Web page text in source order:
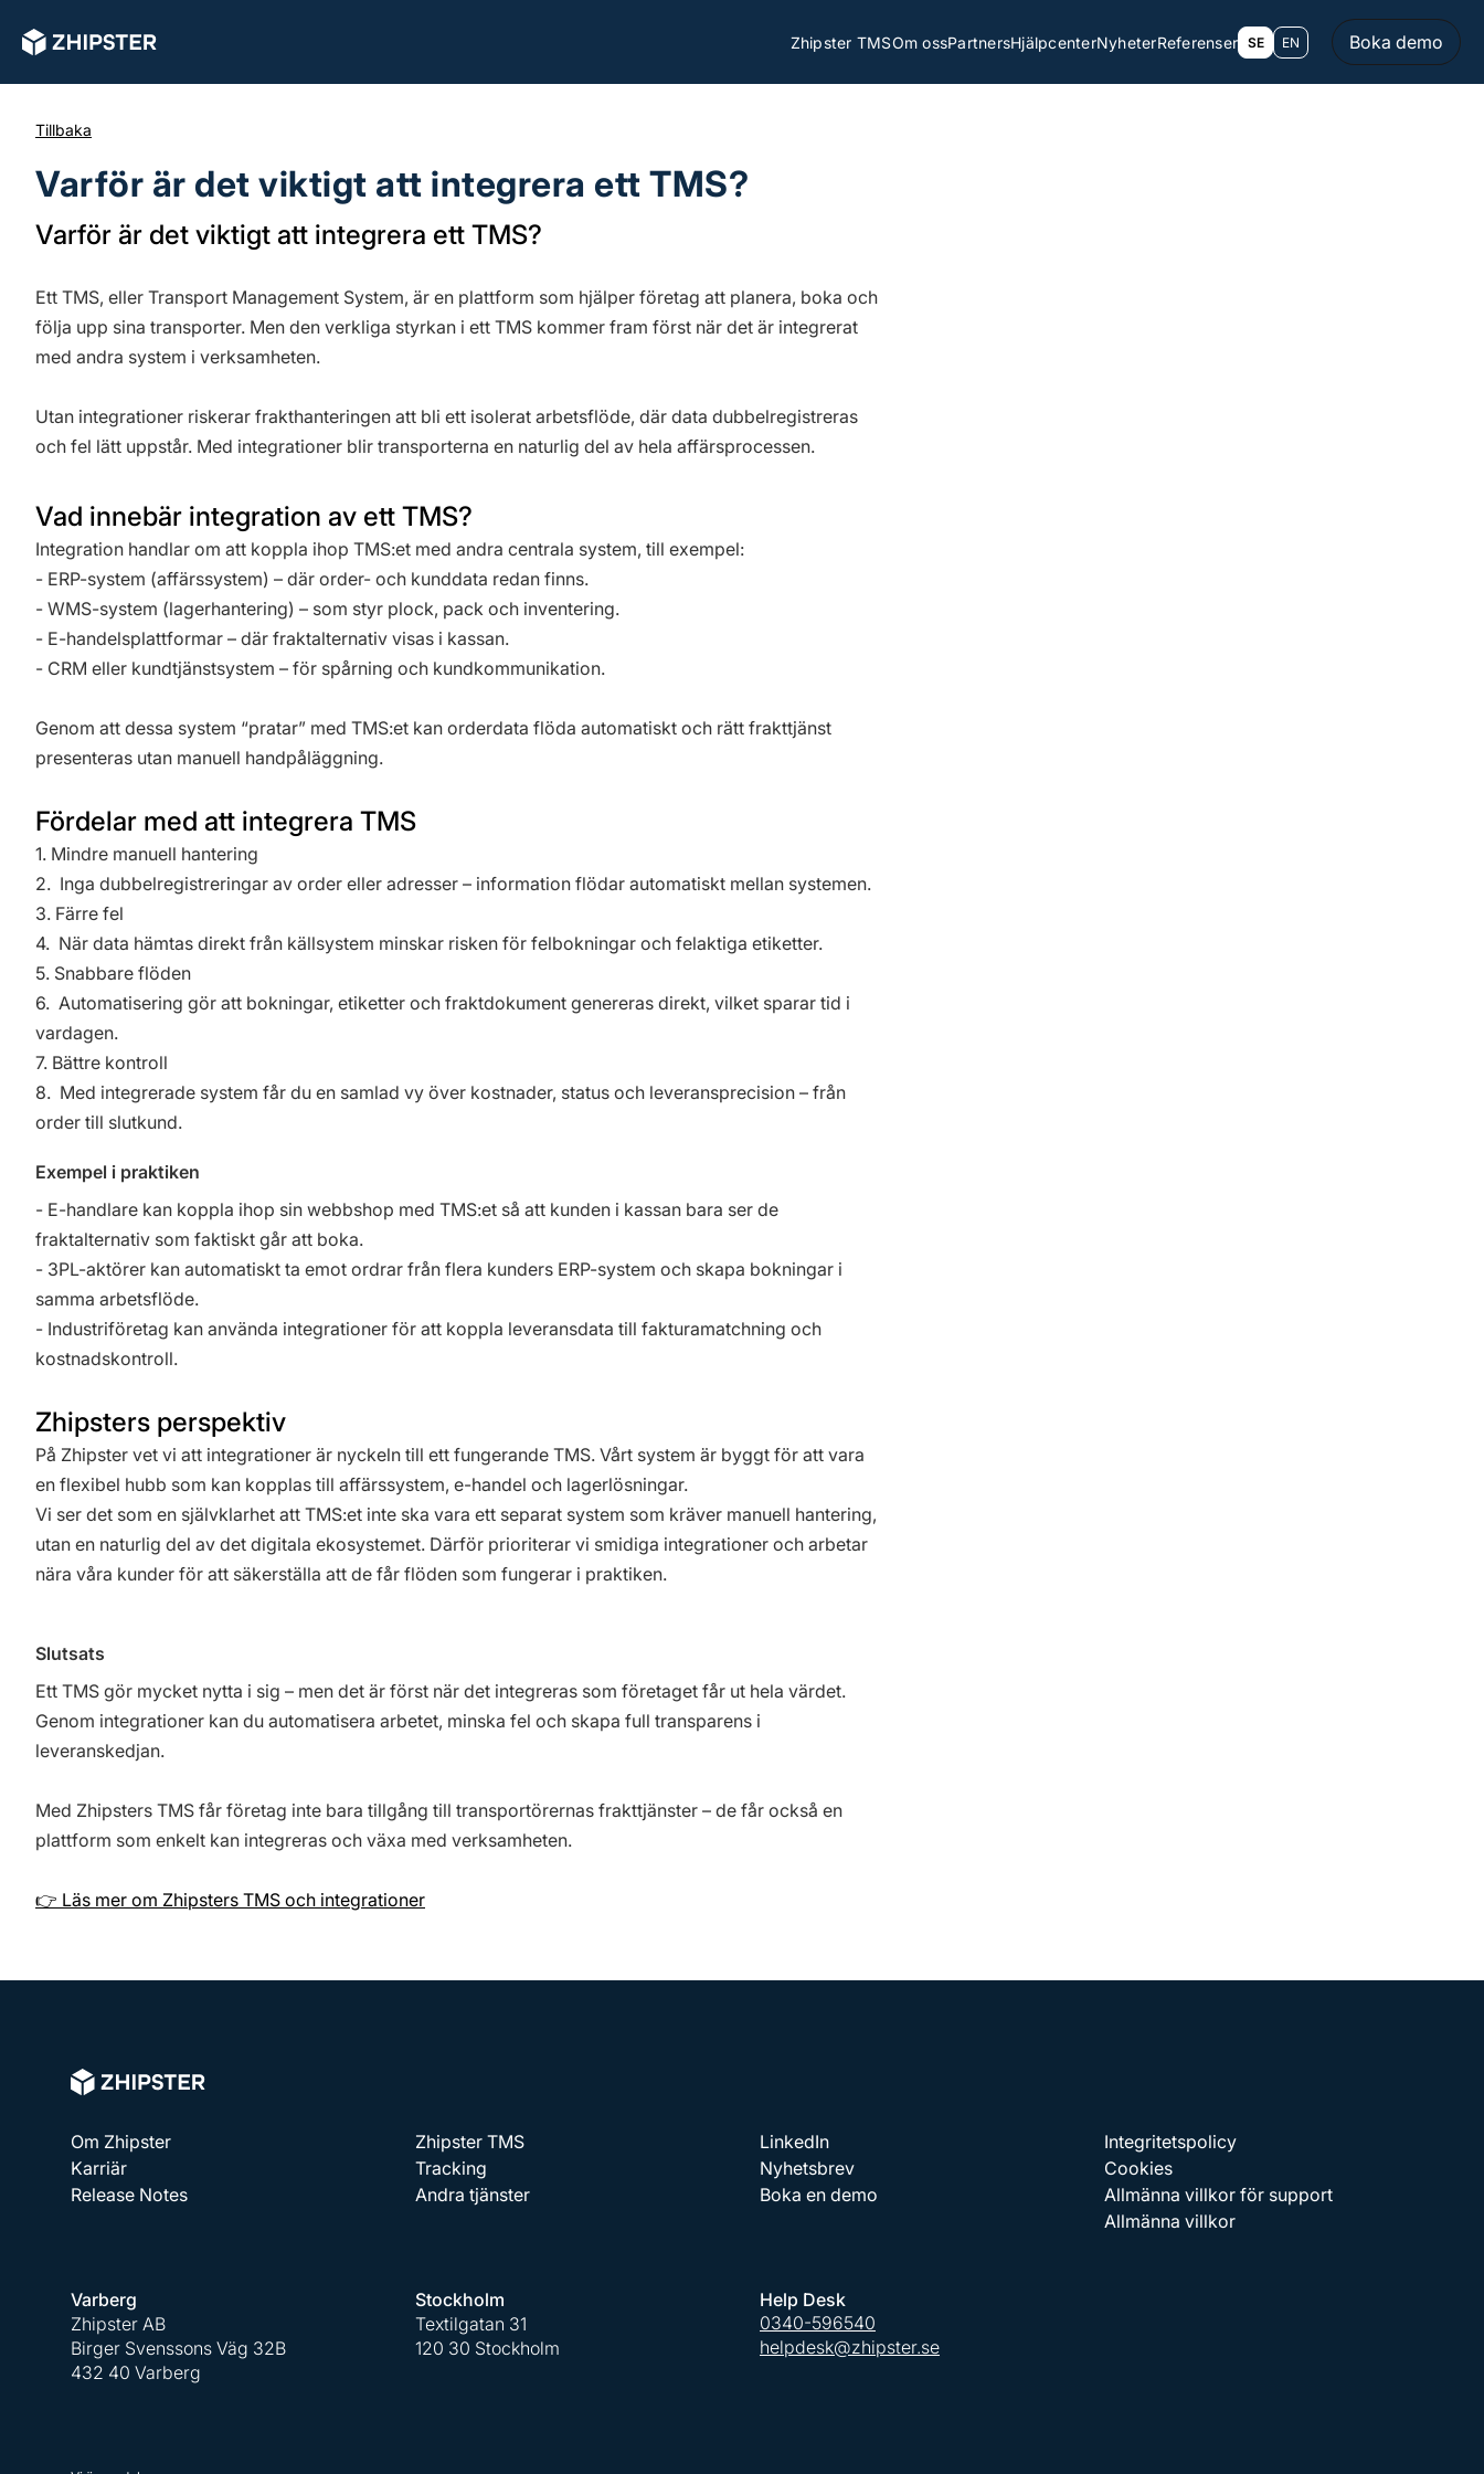
Zhipster TMSOm ossPartnersHjälpcenterNyheterReferenser SE EN Boka demo
Tillbaka
Varför är det viktigt att integrera ett TMS?
Varför är det viktigt att integrera ett TMS?
Ett TMS, eller Transport Management System, är en plattform som hjälper företag att planera, boka och
följa upp sina transporter. Men den verkliga styrkan i ett TMS kommer fram först när det är integrerat
med andra system i verksamheten.
Utan integrationer riskerar frakthanteringen att bli ett isolerat arbetsflöde, där data dubbelregistreras
och fel lätt uppstår. Med integrationer blir transporterna en naturlig del av hela affärsprocessen.
Vad innebär integration av ett TMS?
Integration handlar om att koppla ihop TMS:et med andra centrala system, till exempel:
- ERP-system (affärssystem) – där order- och kunddata redan finns.
- WMS-system (lagerhantering) – som styr plock, pack och inventering.
- E-handelsplattformar – där fraktalternativ visas i kassan.
- CRM eller kundtjänstsystem – för spårning och kundkommunikation.
Genom att dessa system “pratar” med TMS:et kan orderdata flöda automatiskt och rätt frakttjänst
presenteras utan manuell handpåläggning.
Fördelar med att integrera TMS
1. Mindre manuell hantering
2. Inga dubbelregistreringar av order eller adresser – information flödar automatiskt mellan systemen.
3. Färre fel
4. När data hämtas direkt från källsystem minskar risken för felbokningar och felaktiga etiketter.
5. Snabbare flöden
6. Automatisering gör att bokningar, etiketter och fraktdokument genereras direkt, vilket sparar tid i
vardagen.
7. Bättre kontroll
8. Med integrerade system får du en samlad vy över kostnader, status och leveransprecision – från
order till slutkund.
Exempel i praktiken
- E-handlare kan koppla ihop sin webbshop med TMS:et så att kunden i kassan bara ser de
fraktalternativ som faktiskt går att boka.
- 3PL-aktörer kan automatiskt ta emot ordrar från flera kunders ERP-system och skapa bokningar i
samma arbetsflöde.
- Industriföretag kan använda integrationer för att koppla leveransdata till fakturamatchning och
kostnadskontroll.
Zhipsters perspektiv
På Zhipster vet vi att integrationer är nyckeln till ett fungerande TMS. Vårt system är byggt för att vara
en flexibel hubb som kan kopplas till affärssystem, e-handel och lagerlösningar.
Vi ser det som en självklarhet att TMS:et inte ska vara ett separat system som kräver manuell hantering,
utan en naturlig del av det digitala ekosystemet. Därför prioriterar vi smidiga integrationer och arbetar
nära våra kunder för att säkerställa att de får flöden som fungerar i praktiken.
Slutsats
Ett TMS gör mycket nytta i sig – men det är först när det integreras som företaget får ut hela värdet.
Genom integrationer kan du automatisera arbetet, minska fel och skapa full transparens i
leveranskedjan.
Med Zhipsters TMS får företag inte bara tillgång till transportörernas frakttjänster – de får också en
plattform som enkelt kan integreras och växa med verksamheten.
👉 Läs mer om Zhipsters TMS och integrationer
Om Zhipster
Karriär
Release Notes
Zhipster TMS
Tracking
Andra tjänster
LinkedIn
Nyhetsbrev
Boka en demo
Integritetspolicy
Cookies
Allmänna villkor för support
Allmänna villkor
Varberg
Zhipster AB
Birger Svenssons Väg 32B
432 40 Varberg
Stockholm
Textilgatan 31
120 30 Stockholm
Help Desk
0340-596540
helpdesk@zhipster.se